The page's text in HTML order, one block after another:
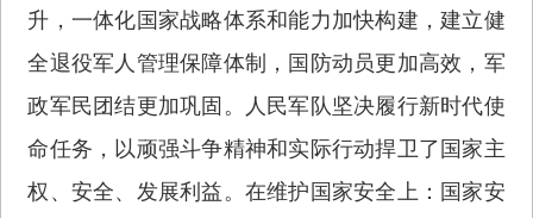
升，一体化国家战略体系和能力加快构建，建立健
全退役军人管理保障体制，国防动员更加高效，军
政军民团结更加巩固。人民军队坚决履行新时代使
命任务，以顽强斗争精神和实际行动捍卫了国家主
权、安全、发展利益。在维护国家安全上：国家安